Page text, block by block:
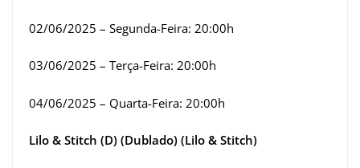
02/06/2025 – Segunda-Feira: 20:00h
03/06/2025 – Terça-Feira: 20:00h
04/06/2025 – Quarta-Feira: 20:00h
Lilo & Stitch (D) (Dublado) (Lilo & Stitch)